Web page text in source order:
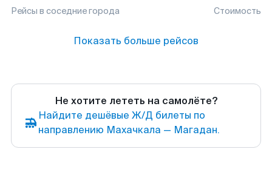
Рейсы в соседние города Стоимость
Показать больше рейсов
Не хотите лететь на самолёте?
Найдите дешёвые Ж/Д билеты по
направлению Махачкала — Магадан.